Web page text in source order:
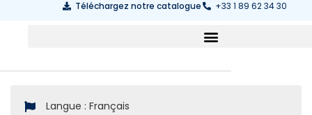
Téléchargez notre catalogue +33 1 89 62 34 30
Langue : Français